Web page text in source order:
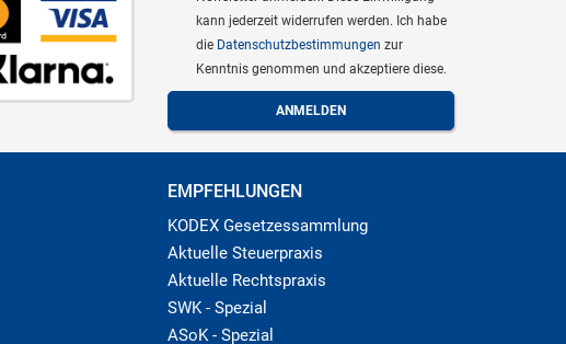
kann jederzeit widerrufen werden. Ich habe
die Datenschutzbestimmungen zur
Kenntnis genommen und akzeptiere diese.
EMPFEHLUNGEN
KODEX Gesetzessammlung
Aktuelle Steuerpraxis
Aktuelle Rechtspraxis
SWK - Spezial
ASoK - Spezial